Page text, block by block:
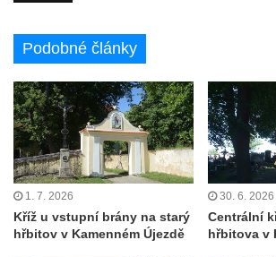
Kříž u polní cesty mezi Šluknovem a
Knížecím
Školní kříž u polní cesty nad Lipovou ulicí v
Rychnově u Jablonce nad Nisou
Boží muka Anděl strážce v Kostelní ulici v
Rychnově u Jablonce nad Nisou
Centrální kříž bývalého hřbitova u kostela
svatého Václava v Rychnově u Jablonce
nad Nisou
Podobné články
1. 7. 2026
Kříž u vstupní brány na starý
hřbitov v Kamenném Újezdě
30. 6. 2026
Centrální
hřbitova v